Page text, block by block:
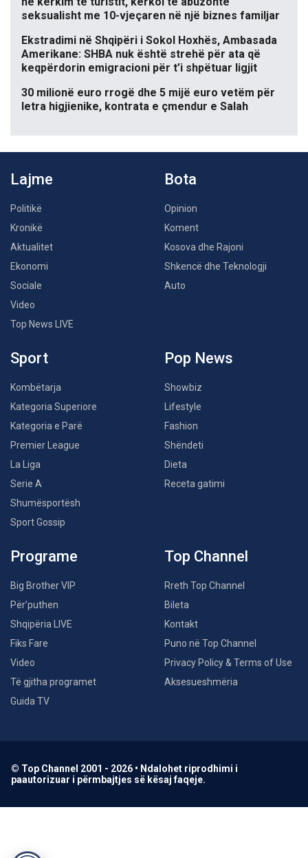
seksualisht me 10-vjeçaren në një biznes familjar
Ekstradimi në Shqipëri i Sokol Hoxhës, Ambasada
Amerikane: SHBA nuk është strehë për ata që
keqpërdorin emigracioni për t’i shpëtuar ligjit
30 milionë euro rrogë dhe 5 mijë euro vetëm për
letra higjienike, kontrata e çmendur e Salah
Lajme
Politikë
Kronikë
Aktualitet
Ekonomi
Sociale
Video
Top News LIVE
Bota
Opinion
Koment
Kosova dhe Rajoni
Shkencë dhe Teknologji
Auto
Sport
Kombëtarja
Kategoria Superiore
Kategoria e Parë
Premier League
La Liga
Serie A
Shumësportësh
Sport Gossip
Pop News
Showbiz
Lifestyle
Fashion
Shëndeti
Dieta
Receta gatimi
Programe
Big Brother VIP
Për’puthen
Shqipëria LIVE
Fiks Fare
Video
Të gjitha programet
Guida TV
Top Channel
Rreth Top Channel
Bileta
Kontakt
Puno në Top Channel
Privacy Policy & Terms of Use
Aksesueshmëria
© Top Channel 2001 - 2026 • Ndalohet riprodhimi i
paautorizuar i përmbajtjes së kësaj faqeje.